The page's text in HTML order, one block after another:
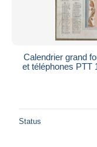
Calendrier grand
et téléphones PTT
Status